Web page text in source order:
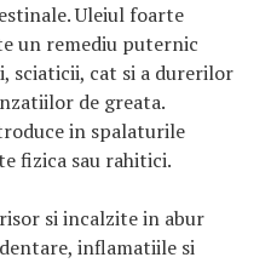
Uleiul foarte
un remediu puternic
sciaticii, cat si a durerilor
de greata.
in spalaturile
fizica sau rahitici.
si incalzite in abur
inflamatiile si